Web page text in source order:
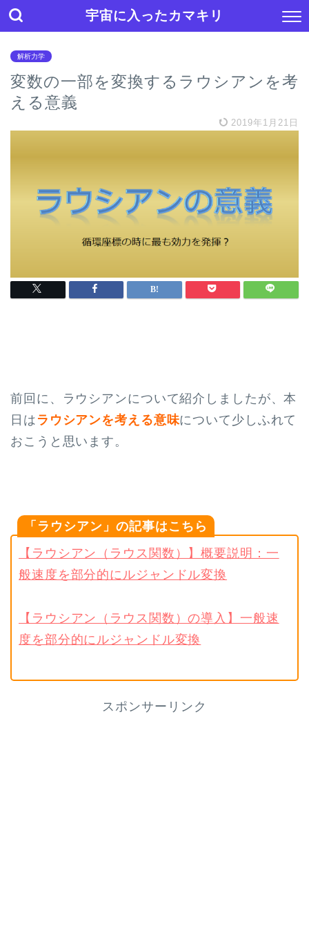
宇宙に入ったカマキリ
解析力学
変数の一部を変換するラウシアンを考
える意義
2019年1月21日
前回に、ラウシアンについて紹介しましたが、本
日は ラウシアンを考える意味について少しふれて
おこうと思います。
「ラウシアン」の記事はこちら
【ラウシアン（ラウス関数）】概要説明：一
般速度を部分的にルジャンドル変換
【ラウシアン（ラウス関数）の導入】一般速
度を部分的にルジャンドル変換
スポンサーリンク